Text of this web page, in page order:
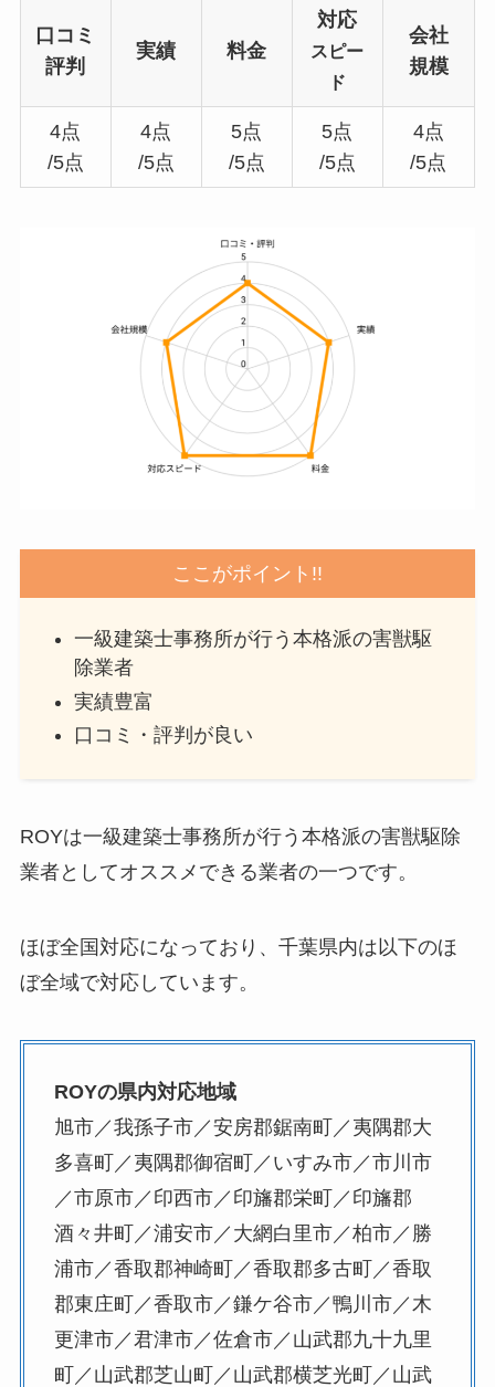
口コミ
評判
実績 料金
対応
スピー
ド
会社
規模
4点
/5点
4点
/5点
5点
/5点
5点
/5点
4点
/5点
ここがポイント!!
一級建築士事務所が行う本格派の害獣駆
除業者
実績豊富
口コミ・評判が良い
ROYは一級建築士事務所が行う本格派の害獣駆除
業者としてオススメできる業者の一つです。
ほぼ全国対応になっており、千葉県内は以下のほ
ぼ全域で対応しています。
ROYの県内対応地域
旭市／我孫子市／安房郡鋸南町／夷隅郡大
多喜町／夷隅郡御宿町／いすみ市／市川市
／市原市／印西市／印旛郡栄町／印旛郡
酒々井町／浦安市／大網白里市／柏市／勝
浦市／香取郡神崎町／香取郡多古町／香取
郡東庄町／香取市／鎌ケ谷市／鴨川市／木
更津市／君津市／佐倉市／山武郡九十九里
町／山武郡芝山町／山武郡横芝光町／山武